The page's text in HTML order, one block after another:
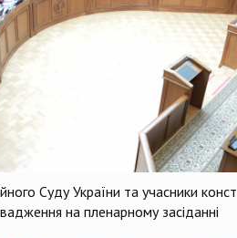
Суду України та учасники
на пленарному засіданні